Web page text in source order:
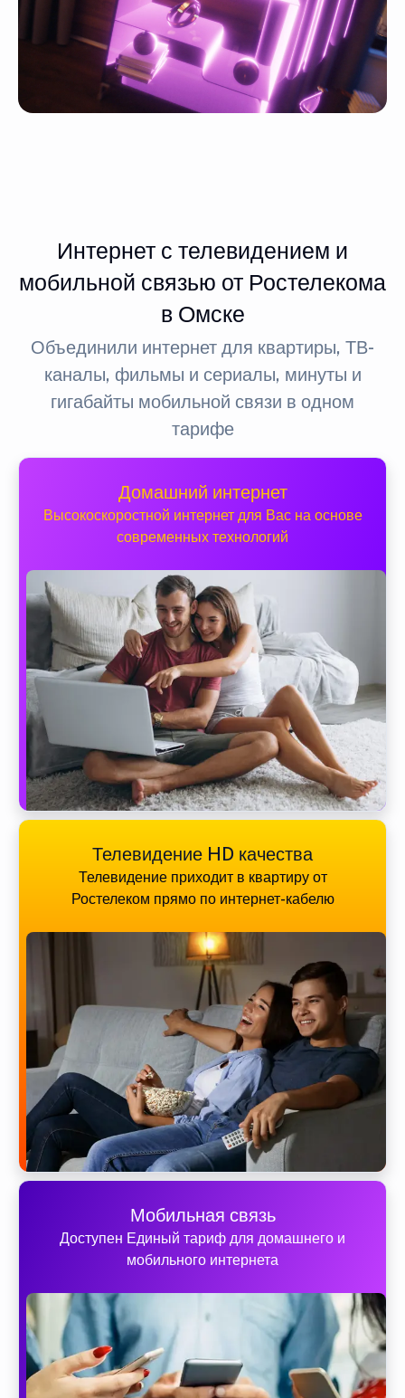
Интернет с телевидением и
мобильной связью от Ростелекома
в Омске
Объединили интернет для квартиры, ТВ-
каналы, фильмы и сериалы, минуты и
гигабайты мобильной связи в одном
тарифе
Домашний интернет
Высокоскоростной интернет для Вас на основе
современных технологий
Телевидение HD качества
Телевидение приходит в квартиру от
Ростелеком прямо по интернет-кабелю
Мобильная связь
Доступен Единый тариф для домашнего и
мобильного интернета